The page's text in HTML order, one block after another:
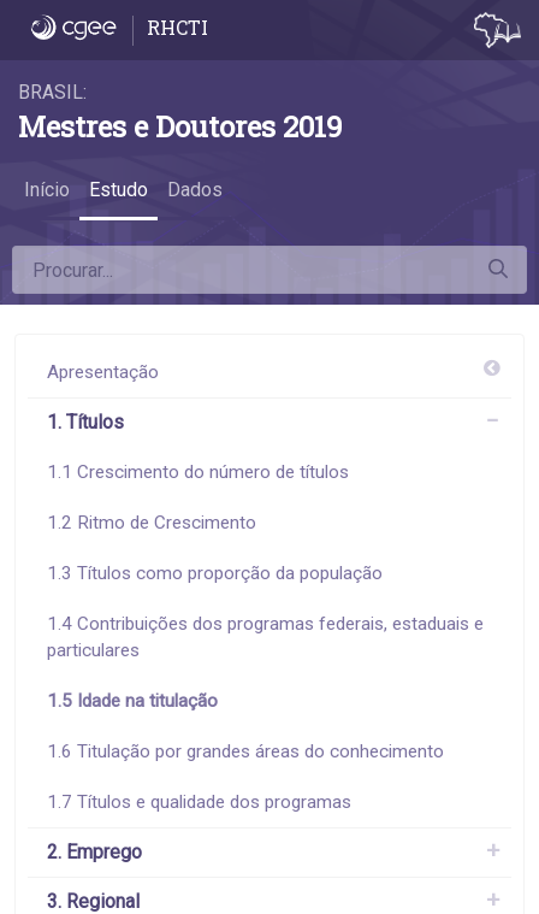
1.5 Idade na titulação - 1.5 Idade na
RHCTI
BRASIL:
Mestres e Doutores 2019
Início Estudo Dados
Apresentação
1. Títulos
1.1 Crescimento do número de títulos
1.2 Ritmo de Crescimento
1.3 Títulos como proporção da população
1.4 Contribuições dos programas federais, estaduais e
particulares
1.5 Idade na titulação
1.6 Titulação por grandes áreas do conhecimento
1.7 Títulos e qualidade dos programas
2. Emprego
3. Regional